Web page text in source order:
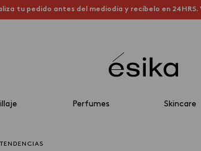
tu pedido antes del mediodía y recíbelo en
Perfumes Skincare
TENDENCIAS